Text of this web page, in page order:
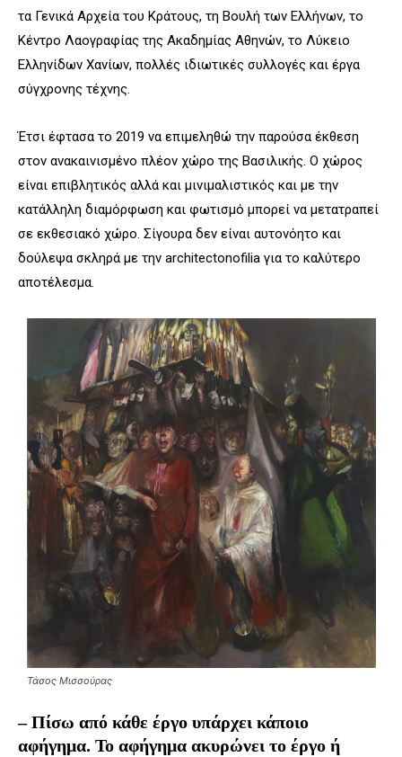
τα Γενικά Αρχεία του Κράτους, τη Βουλή των Ελλήνων, το
Κέντρο Λαογραφίας της Ακαδημίας Αθηνών, το Λύκειο
Ελληνίδων Χανίων, πολλές ιδιωτικές συλλογές και έργα
σύγχρονης τέχνης.
Έτσι έφτασα το 2019 να επιμεληθώ την παρούσα έκθεση
στον ανακαινισμένο πλέον χώρο της Βασιλικής. Ο χώρος
είναι επιβλητικός αλλά και μινιμαλιστικός και με την
κατάλληλη διαμόρφωση και φωτισμό μπορεί να μετατραπεί
σε εκθεσιακό χώρο. Σίγουρα δεν είναι αυτονόητο και
δούλεψα σκληρά με την architectonofilia για το καλύτερο
αποτέλεσμα.
Τάσος Μισσούρας
– Πίσω από κάθε έργο υπάρχει κάποιο
αφήγημα. Το αφήγημα ακυρώνει το έργο ή